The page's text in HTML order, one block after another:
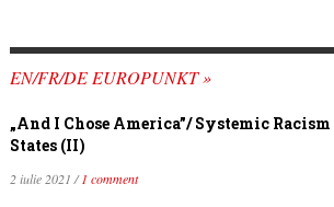
EN/FR/DE EUROPUNKT »
„And I Chose America”/ Systemic
States (II)
2 iulie 2021 /1 comment